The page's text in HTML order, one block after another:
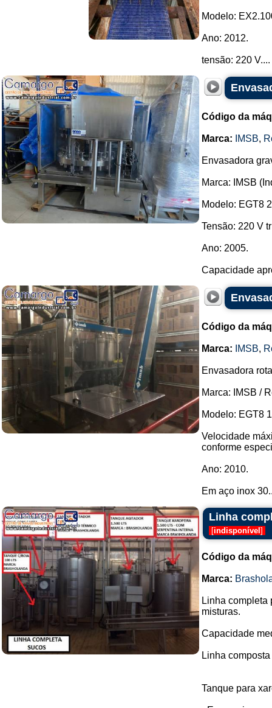
Modelo:
Ano: 2012.
tensão: 220 V....
Código da
Marca: IMSB,
Envasadora
Marca: IMSB
Modelo: EGT8
Tensão: 220 V
Ano: 2005.
Capacidade
Código da
Marca: IMSB,
Envasadora
Marca: IMSB /
Modelo: EGT8
Velocidade
conforme
Ano: 2010.
Em aço inox
Linha
[indisponível ]
Código da
Marca:
Linha completa
misturas.
Capacidade
Linha
Tanque para